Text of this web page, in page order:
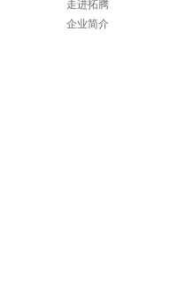
走进拓腾
企业简介